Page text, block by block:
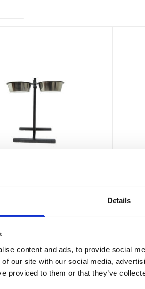
Details
content and ads, to provide social
our site with our social media,
provided to them or that they’ve
2x4 liter
In winkelwagen
en
Op